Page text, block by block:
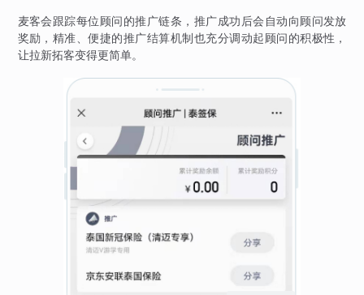
麦客会跟踪每位顾问的推广链条，推广成功后会自动向顾问发放
奖励，精准、便捷的推广结算机制也充分调动起顾问的积极性，
让拉新拓客变得更简单。